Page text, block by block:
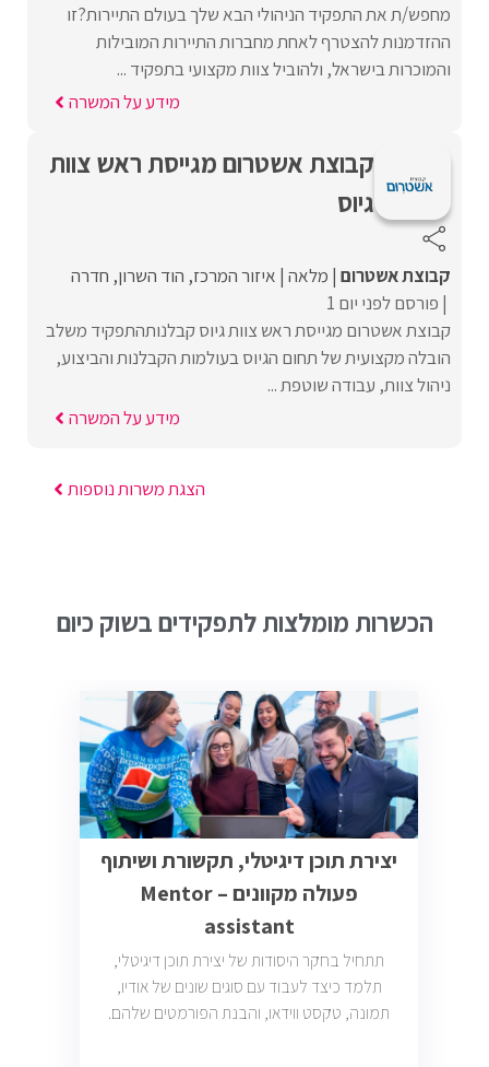
מחפש/ת את התפקיד הניהולי הבא שלך בעולם התיירות?זו
ההזדמנות להצטרף לאחת מחברות התיירות המובילות
והמוכרות בישראל, ולהוביל צוות מקצועי בתפקיד ...
מידע על המשרה
קבוצת אשטרום מגייסת ראש צוות
גיוס
קבוצת אשטרום מלאה איזור המרכז הוד השרון חדרה
פורסם לפני יום 1
קבוצת אשטרום מגייסת ראש צוות גיוס קבלנותהתפקיד משלב
הובלה מקצועית של תחום הגיוס בעולמות הקבלנות והביצוע,
ניהול צוות, עבודה שוטפת ...
מידע על המשרה
הצגת משרות נוספות
הכשרות מומלצות לתפקידים בשוק כיום
יצירת תוכן דיגיטלי, תקשורת ושיתוף
פעולה מקוונים – Mentor
assistant
תתחיל בחקר היסודות של יצירת תוכן דיגיטלי,
תלמד כיצד לעבוד עם סוגים שונים של אודיו,
תמונה, טקסט ווידאו, והבנת הפורמטים שלהם.